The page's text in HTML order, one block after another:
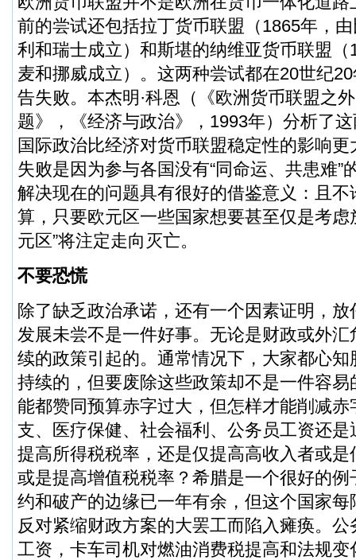
前的尝试还包括拉丁货币联盟（1865年，
利和瑞士成立）和斯堪的纳维亚货币联盟
麦和挪威成立）。这两种尝试都在20世纪
告失败。本杰明·科恩（《欧洲货币联盟之
题》，《经济与政治》，1993年）分析了
国际政治比经济对货币联盟稳定性的影响
失败是因为参与各国没有“同命运、共患难”
解决现在的问题具有很好的借鉴意义：且
算，只要欧元区一些国家想要甚至仅是考虑
元区”将注定走向灭亡。
不要恐慌
除了缺乏政治承诺，还有一个因素证明，
发展未尝不是一件好事。无论是财政或外
续的政策引起的。通常情况下，大家都心
持续的，但要废除这些政策却不是一件容
能都赞同预算赤字过大，但怎样才能削减
支、医疗保健、社会福利、公务员工资还
提高所得税税率，还是仅提高高收入者或
或是提高增值税税率？希腊是一个很好的
约和破产的边缘已一年有余，但这个国家
反对紧缩财政方案的大罢工而陷入瘫痪。
工资，卡车司机对燃油消费税提高和法规